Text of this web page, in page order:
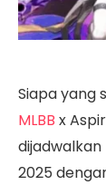
Siapa yang
MLBB x
2025